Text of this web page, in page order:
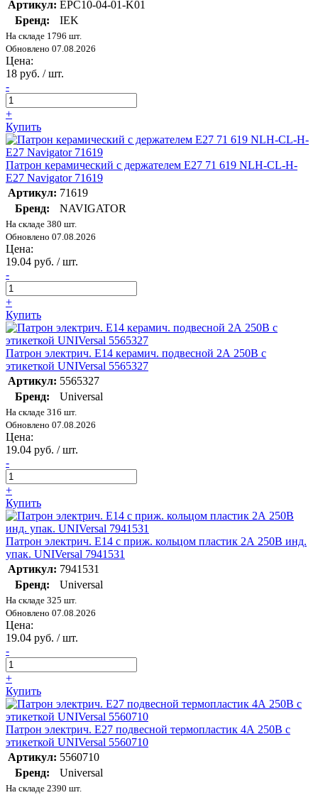
Артикул: EPC10-04-01-K01
Бренд:
IEK
На складе 1796 шт.
Обновлено 07.08.2026
Цена:
18 руб. / шт.
-
+
Купить
Патрон керамический с держателем E27 71 619 NLH-CL-H-
E27 Navigator 71619
Артикул: 71619
Бренд:
NAVIGATOR
На складе 380 шт.
Обновлено 07.08.2026
Цена:
19.04 руб. / шт.
-
+
Купить
Патрон электрич. E14 керамич. подвесной 2А 250В c
этикеткой UNIVersal 5565327
Артикул: 5565327
Бренд:
Universal
На складе 316 шт.
Обновлено 07.08.2026
Цена:
19.04 руб. / шт.
-
+
Купить
Патрон электрич. E14 с приж. кольцом пластик 2А 250В инд.
упак. UNIVersal 7941531
Артикул: 7941531
Бренд:
Universal
На складе 325 шт.
Обновлено 07.08.2026
Цена:
19.04 руб. / шт.
-
+
Купить
Патрон электрич. E27 подвесной термопластик 4А 250В с
этикеткой UNIVersal 5560710
Артикул: 5560710
Бренд:
Universal
На складе 2390 шт.